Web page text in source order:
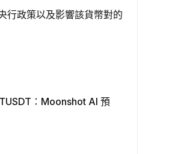
行政策以及影響該貨幣對的
：Moonshot AI 預